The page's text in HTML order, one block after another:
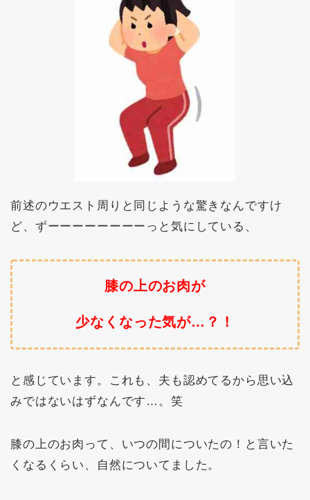
前述のウエスト周りと同じような驚きなんですけ
ど、ずーーーーーーーーっと気にしている、
膝の上のお肉が
少なくなった気が…？！
と感じています。これも、夫も認めてるから思い込
みではないはずなんです…。笑
膝の上のお肉って、いつの間についたの！と言いた
くなるくらい、自然についてました。